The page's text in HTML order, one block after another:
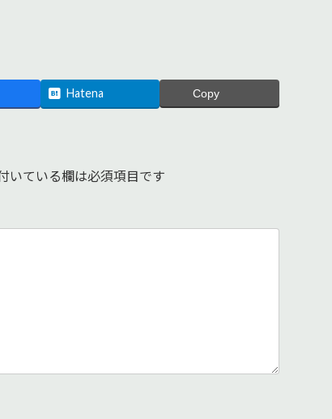
Hatena Copy
いている欄は必須項目です